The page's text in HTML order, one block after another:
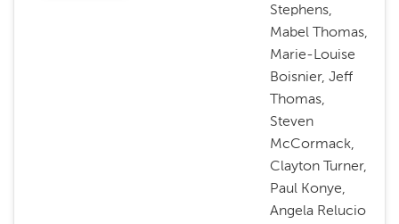
Stephens,
Mabel Thomas,
Marie-Louise
Boisnier, Jeff
Thomas,
Steven
McCormack,
Clayton Turner,
Paul Konye,
Angela Relucio